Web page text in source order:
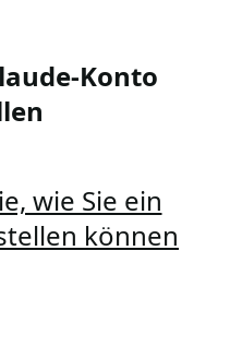
Konto
wie Sie ein
können